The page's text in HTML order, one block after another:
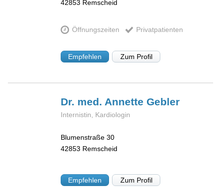
42853 Remscheid
Öffnungszeiten Privatpatienten
Empfehlen Zum Profil
Dr. med. AnnetteGebler
Internistin, Kardiologin
Blumenstraße 30
42853 Remscheid
Empfehlen Zum Profil